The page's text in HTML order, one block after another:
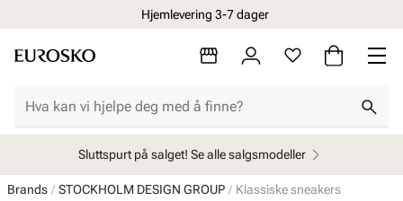
Hjemlevering 3-7 dager
Sluttspurt på salget! Se alle salgsmodeller
Brands STOCKHOLM DESIGN GROUP Klassiske sneakers